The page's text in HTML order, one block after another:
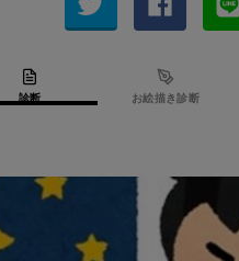
診断 お絵描き診断